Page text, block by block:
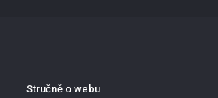
Stručně o webu